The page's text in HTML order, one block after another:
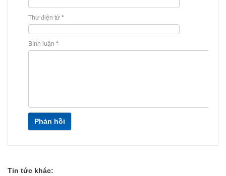
Thư điện tử *
Bình luận *
Phản hồi
Tin tức khác: